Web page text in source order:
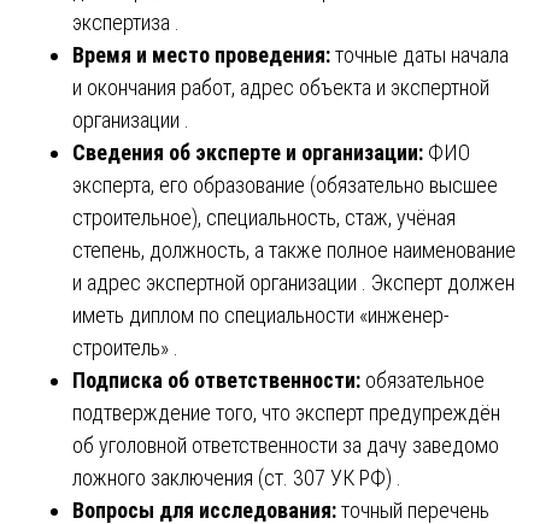
экспертиза .
Время и место проведения:точные даты начала
и окончания работ, адрес объекта и экспертной
организации .
Сведения об эксперте и организации: ФИО
эксперта, его образование (обязательно высшее
строительное), специальность, стаж, учёная
степень, должность, а также полное наименование
и адрес экспертной организации . Эксперт должен
иметь диплом по специальности «инженер-
строитель» .
Подписка об ответственности: обязательное
подтверждение того, что эксперт предупреждён
об уголовной ответственности за дачу заведомо
ложного заключения (ст. 307 УК РФ) .
Вопросы для исследования:точный перечень